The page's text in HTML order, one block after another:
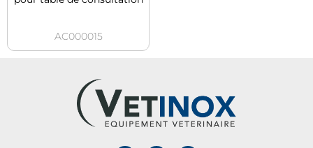
AC000015